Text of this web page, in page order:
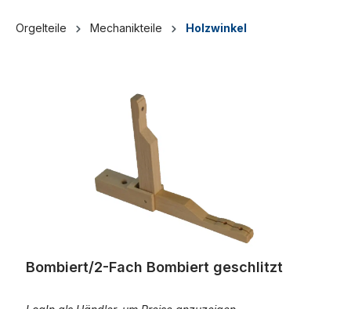
Orgelteile Mechanikteile Holzwinkel
Bombiert/2-Fach Bombiert geschlitzt